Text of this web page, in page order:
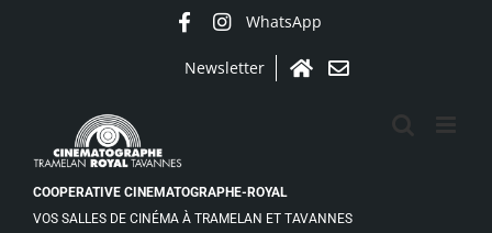
WhatsApp
Newsletter
AccueilContact
COOPERATIVE CINEMATOGRAPHE-ROYAL
VOS SALLES DE CINÉMA À TRAMELAN ET TAVANNES